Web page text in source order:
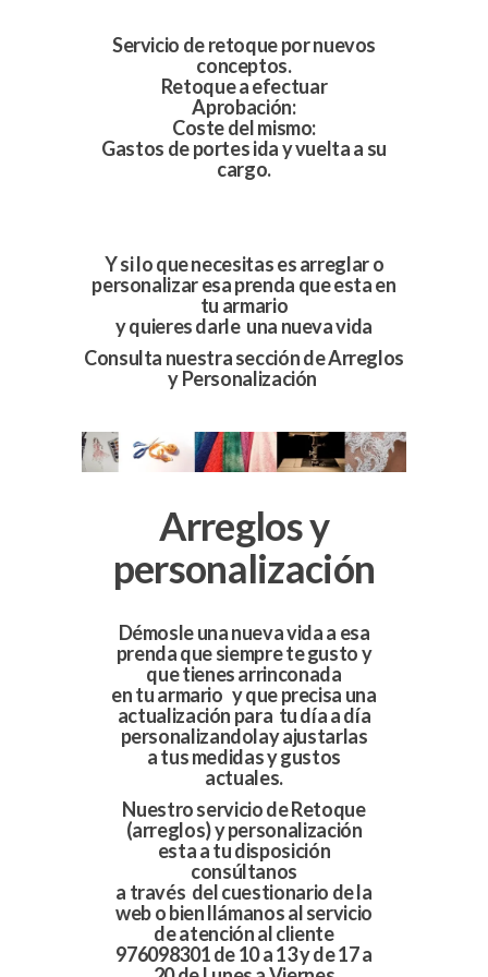
Servicio de retoque por nuevos
conceptos.
Retoque a efectuar
Aprobación:
Coste del mismo:
Gastos de portes ida y vuelta a su
cargo.
Y si lo que necesitas es arreglar o
personalizar esa prenda que esta en
tu armario
y quieres darle una nueva vida
Consulta nuestra sección de Arreglos
y Personalización
Arreglos y
personalización
Démosle una nueva vida a esa
prenda que siempre te gusto y
que tienes arrinconada
en tu armario y que precisa una
actualización para tu día a día
personalizandolay ajustarlas
a tus medidas y gustos
actuales.
Nuestro servicio de Retoque
(arreglos) y personalización
esta a tu disposición
consúltanos
a través del cuestionario de la
web o bien llámanos al servicio
de atención al cliente
976098301 de 10 a 13 y de 17 a